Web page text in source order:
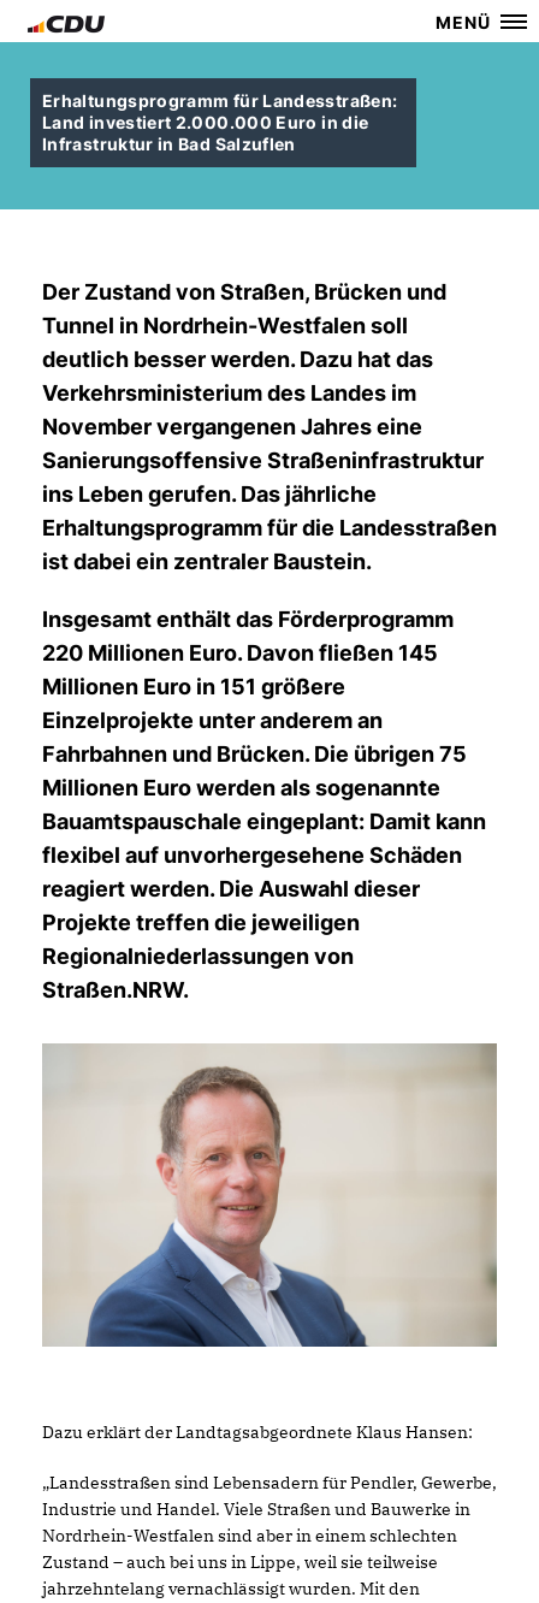
MENÜ
Erhaltungsprogramm für Landesstraßen:
Land investiert 2.000.000 Euro in die
Infrastruktur in Bad Salzuflen
Der Zustand von Straßen, Brücken und
Tunnel in Nordrhein-Westfalen soll
deutlich besser werden. Dazu hat das
Verkehrsministerium des Landes im
November vergangenen Jahres eine
Sanierungsoffensive Straßeninfrastruktur
ins Leben gerufen. Das jährliche
Erhaltungsprogramm für die Landesstraßen
ist dabei ein zentraler Baustein.
Insgesamt enthält das Förderprogramm
220 Millionen Euro. Davon fließen 145
Millionen Euro in 151 größere
Einzelprojekte unter anderem an
Fahrbahnen und Brücken. Die übrigen 75
Millionen Euro werden als sogenannte
Bauamtspauschale eingeplant: Damit kann
flexibel auf unvorhergesehene Schäden
reagiert werden. Die Auswahl dieser
Projekte treffen die jeweiligen
Regionalniederlassungen von
Straßen.NRW.
Dazu erklärt der Landtagsabgeordnete Klaus Hansen:
Landesstraßen sind Lebensadern für Pendler, Gewerbe,
Industrie und Handel. Viele Straßen und Bauwerke in
Nordrhein-Westfalen sind aber in einem schlechten
Zustand – auch bei uns in Lippe, weil sie teilweise
jahrzehntelang vernachlässigt wurden. Mit den